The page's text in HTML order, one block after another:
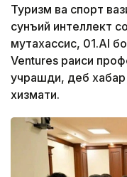
Туризм ва спорт
сунъий интеллект
мутахассис, 01.AI
Ventures раиси
учрашди, деб
хизмати.